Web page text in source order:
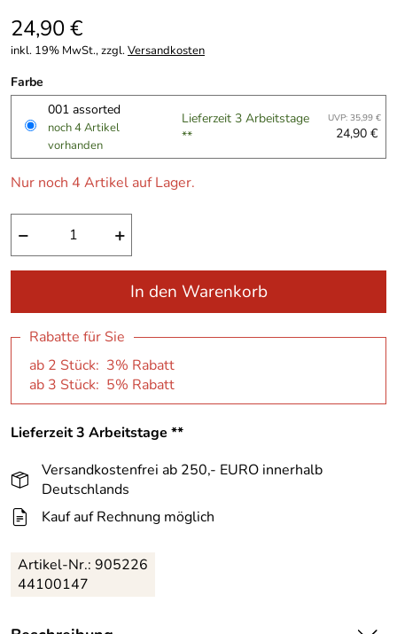
24,90 €
inkl. 19% MwSt., zzgl.Versandkosten
Farbe
001 assorted
noch 4 Artikel
vorhanden
Lieferzeit 3 Arbeitstage
**
UVP: 35,99 €
24,90 €
Nur noch 4 Artikel auf Lager.
− +
In den Warenkorb
Rabatte für Sie
ab 2 Stück: 3% Rabatt
ab 3 Stück: 5% Rabatt
Lieferzeit 3 Arbeitstage **
Versandkostenfrei ab 250,- EURO innerhalb
Deutschlands
Kauf auf Rechnung möglich
Artikel-Nr.: 905226
44100147